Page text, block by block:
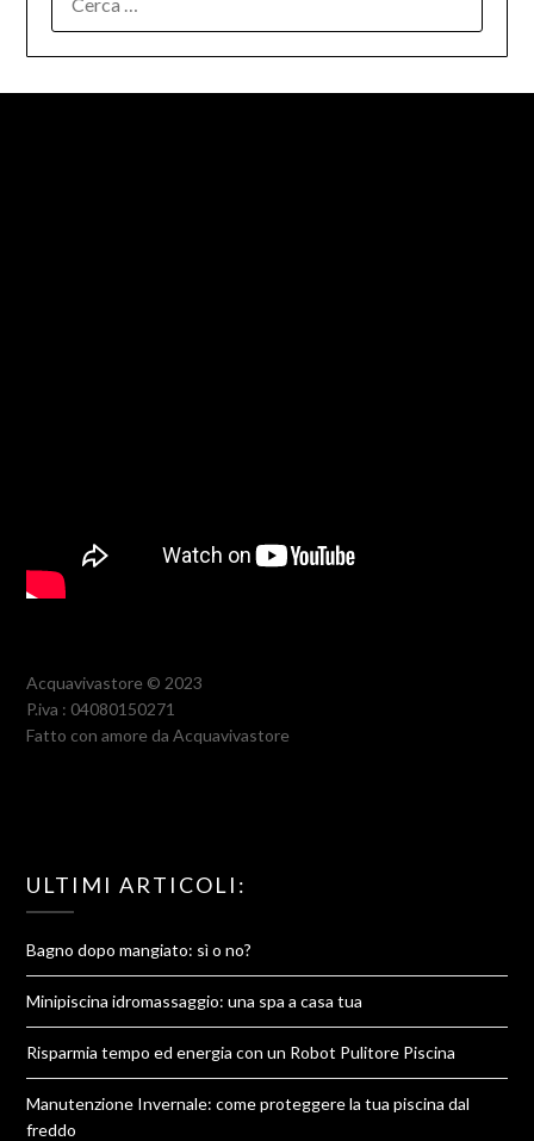
PER:
Acquavivastore © 2023
P.iva : 04080150271
Fatto con amore da Acquavivastore
ULTIMI ARTICOLI:
Bagno dopo mangiato: sì o no?
Minipiscina idromassaggio: una spa a casa tua
Risparmia tempo ed energia con un Robot Pulitore Piscina
Manutenzione Invernale: come proteggere la tua piscina dal
freddo